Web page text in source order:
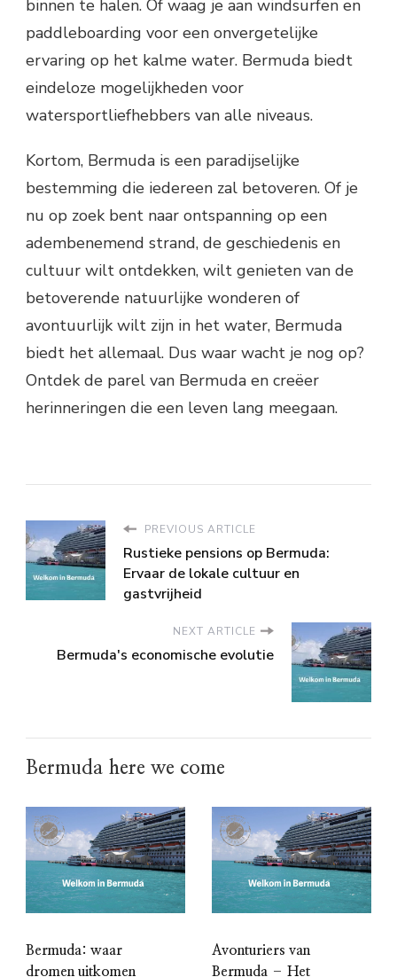
binnen te halen. Of waag je aan windsurfen en
paddleboarding voor een onvergetelijke
ervaring op het kalme water. Bermuda biedt
eindeloze mogelijkheden voor
watersportliefhebbers van alle niveaus.
Kortom, Bermuda is een paradijselijke
bestemming die iedereen zal betoveren. Of je
nu op zoek bent naar ontspanning op een
adembenemend strand, de geschiedenis en
cultuur wilt ontdekken, wilt genieten van de
betoverende natuurlijke wonderen of
avontuurlijk wilt zijn in het water, Bermuda
biedt het allemaal. Dus waar wacht je nog op?
Ontdek de parel van Bermuda en creëer
herinneringen die een leven lang meegaan.
PREVIOUS ARTICLE
Rustieke pensions op Bermuda:
Ervaar de lokale cultuur en
gastvrijheid
NEXT ARTICLE
Bermuda's economische evolutie
Bermuda here we come
Bermuda: waar
dromen uitkomen
Avonturiers van
Bermuda – Het